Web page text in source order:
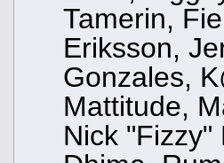
Tamerin,
Eriksson,
Gonzales,
Mattitude,
Nick "Fizzy"